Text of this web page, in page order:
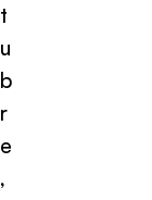
t
u
b
r
e
,